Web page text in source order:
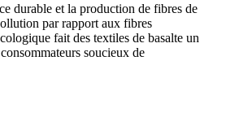
durable et la production de fibres de
par rapport aux fibres
fait des textiles de basalte un
soucieux de